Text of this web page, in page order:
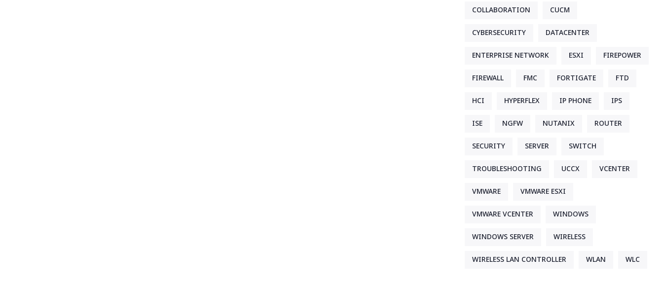
COLLABORATION CUCM
CYBERSECURITY DATACENTER
ENTERPRISE NETWORK ESXI FIREPOWER
FIREWALL FMC FORTIGATE FTD
HCI HYPERFLEX IP PHONE IPS
ISE NGFW NUTANIX ROUTER
SECURITY SERVER SWITCH
TROUBLESHOOTING UCCX VCENTER
VMWARE VMWARE ESXI
VMWARE VCENTER WINDOWS
WINDOWS SERVER WIRELESS
WIRELESS LAN CONTROLLER WLAN WLC